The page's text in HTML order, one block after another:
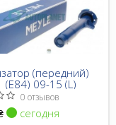
(передний)
(E84) 09-15 (L)
0 отзывов
сегодня